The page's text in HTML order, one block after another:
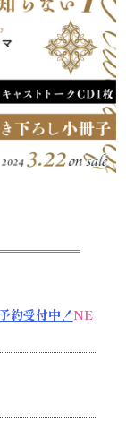
約受付中！NE